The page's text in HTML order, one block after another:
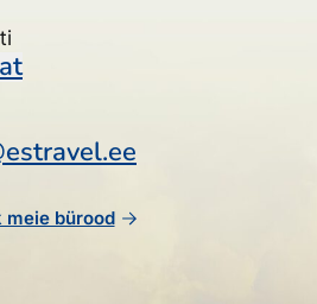
meie bürood